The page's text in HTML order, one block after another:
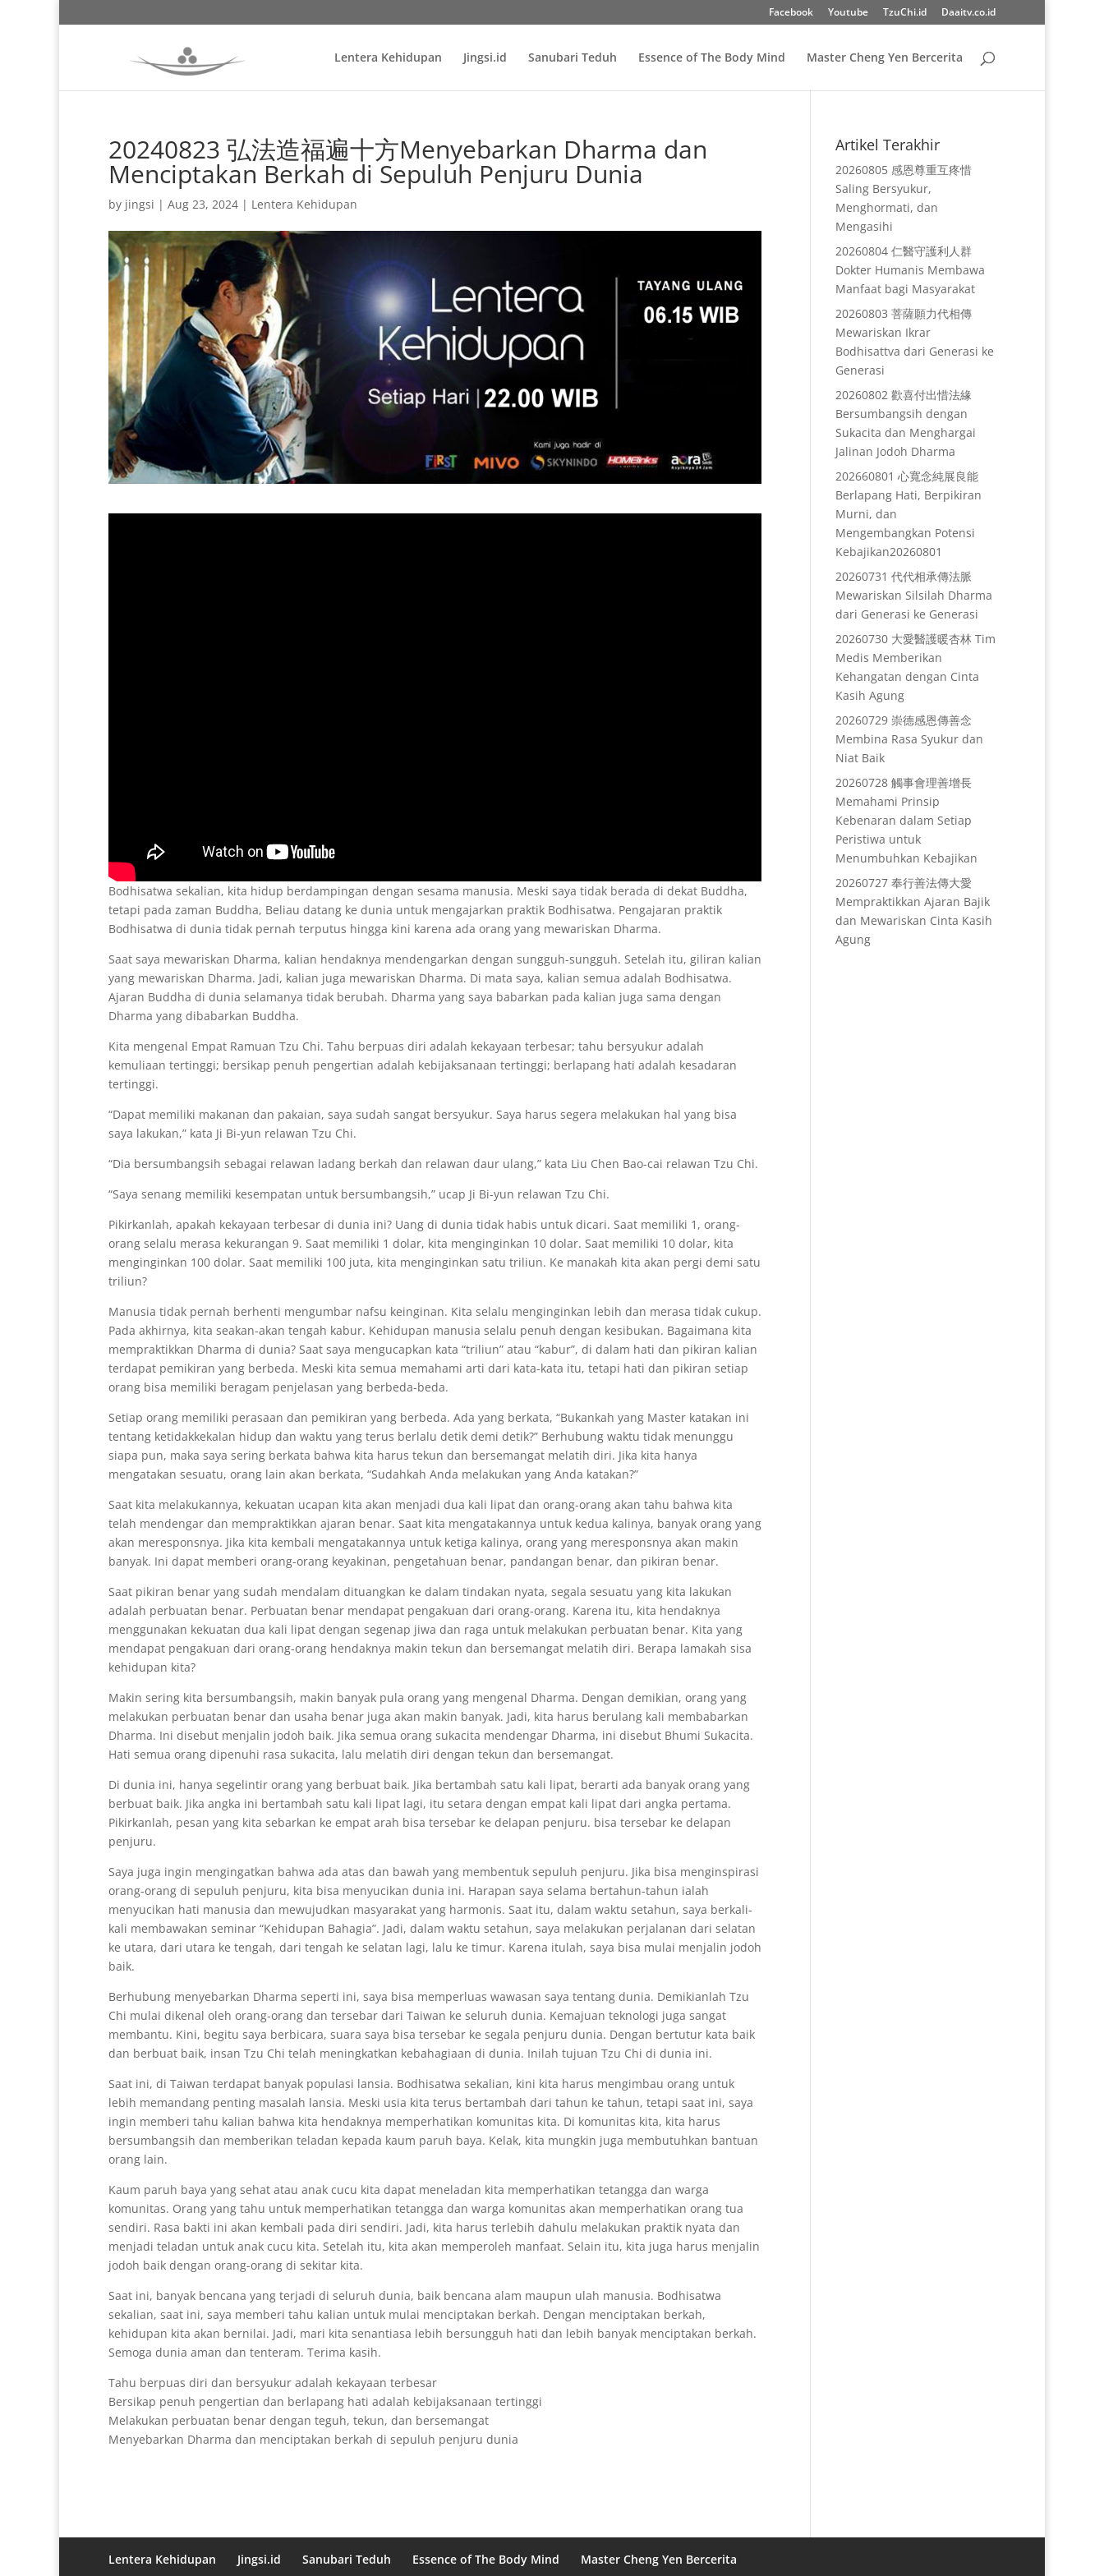
Facebook Youtube TzuChi.id Daaitv.co.id
Lentera Kehidupan Jingsi.id Sanubari Teduh Essence of The Body Mind Master Cheng Yen Bercerita
20240823 弘法造福遍十方Menyebarkan Dharma dan
Menciptakan Berkah di Sepuluh Penjuru Dunia
by jingsi | Aug 23, 2024 | Lentera Kehidupan
Bodhisatwa sekalian, kita hidup berdampingan dengan sesama manusia. Meski saya tidak berada di dekat Buddha,
tetapi pada zaman Buddha, Beliau datang ke dunia untuk mengajarkan praktik Bodhisatwa. Pengajaran praktik
Bodhisatwa di dunia tidak pernah terputus hingga kini karena ada orang yang mewariskan Dharma.
Saat saya mewariskan Dharma, kalian hendaknya mendengarkan dengan sungguh-sungguh. Setelah itu, giliran kalian
yang mewariskan Dharma. Jadi, kalian juga mewariskan Dharma. Di mata saya, kalian semua adalah Bodhisatwa.
Ajaran Buddha di dunia selamanya tidak berubah. Dharma yang saya babarkan pada kalian juga sama dengan
Dharma yang dibabarkan Buddha.
Kita mengenal Empat Ramuan Tzu Chi. Tahu berpuas diri adalah kekayaan terbesar; tahu bersyukur adalah
kemuliaan tertinggi; bersikap penuh pengertian adalah kebijaksanaan tertinggi; berlapang hati adalah kesadaran
tertinggi.
“Dapat memiliki makanan dan pakaian, saya sudah sangat bersyukur. Saya harus segera melakukan hal yang bisa
saya lakukan,” kata Ji Bi-yun relawan Tzu Chi.
“Dia bersumbangsih sebagai relawan ladang berkah dan relawan daur ulang,” kata Liu Chen Bao-cai relawan Tzu Chi.
“Saya senang memiliki kesempatan untuk bersumbangsih,” ucap Ji Bi-yun relawan Tzu Chi.
Pikirkanlah, apakah kekayaan terbesar di dunia ini? Uang di dunia tidak habis untuk dicari. Saat memiliki 1, orang-
orang selalu merasa kekurangan 9. Saat memiliki 1 dolar, kita menginginkan 10 dolar. Saat memiliki 10 dolar, kita
menginginkan 100 dolar. Saat memiliki 100 juta, kita menginginkan satu triliun. Ke manakah kita akan pergi demi satu
triliun?
Manusia tidak pernah berhenti mengumbar nafsu keinginan. Kita selalu menginginkan lebih dan merasa tidak cukup.
Pada akhirnya, kita seakan-akan tengah kabur. Kehidupan manusia selalu penuh dengan kesibukan. Bagaimana kita
mempraktikkan Dharma di dunia? Saat saya mengucapkan kata “triliun” atau “kabur”, di dalam hati dan pikiran kalian
terdapat pemikiran yang berbeda. Meski kita semua memahami arti dari kata-kata itu, tetapi hati dan pikiran setiap
orang bisa memiliki beragam penjelasan yang berbeda-beda.
Setiap orang memiliki perasaan dan pemikiran yang berbeda. Ada yang berkata, “Bukankah yang Master katakan ini
tentang ketidakkekalan hidup dan waktu yang terus berlalu detik demi detik?” Berhubung waktu tidak menunggu
siapa pun, maka saya sering berkata bahwa kita harus tekun dan bersemangat melatih diri. Jika kita hanya
mengatakan sesuatu, orang lain akan berkata, “Sudahkah Anda melakukan yang Anda katakan?”
Saat kita melakukannya, kekuatan ucapan kita akan menjadi dua kali lipat dan orang-orang akan tahu bahwa kita
telah mendengar dan mempraktikkan ajaran benar. Saat kita mengatakannya untuk kedua kalinya, banyak orang yang
akan meresponsnya. Jika kita kembali mengatakannya untuk ketiga kalinya, orang yang meresponsnya akan makin
banyak. Ini dapat memberi orang-orang keyakinan, pengetahuan benar, pandangan benar, dan pikiran benar.
Saat pikiran benar yang sudah mendalam dituangkan ke dalam tindakan nyata, segala sesuatu yang kita lakukan
adalah perbuatan benar. Perbuatan benar mendapat pengakuan dari orang-orang. Karena itu, kita hendaknya
menggunakan kekuatan dua kali lipat dengan segenap jiwa dan raga untuk melakukan perbuatan benar. Kita yang
mendapat pengakuan dari orang-orang hendaknya makin tekun dan bersemangat melatih diri. Berapa lamakah sisa
kehidupan kita?
Makin sering kita bersumbangsih, makin banyak pula orang yang mengenal Dharma. Dengan demikian, orang yang
melakukan perbuatan benar dan usaha benar juga akan makin banyak. Jadi, kita harus berulang kali membabarkan
Dharma. Ini disebut menjalin jodoh baik. Jika semua orang sukacita mendengar Dharma, ini disebut Bhumi Sukacita.
Hati semua orang dipenuhi rasa sukacita, lalu melatih diri dengan tekun dan bersemangat.
Di dunia ini, hanya segelintir orang yang berbuat baik. Jika bertambah satu kali lipat, berarti ada banyak orang yang
berbuat baik. Jika angka ini bertambah satu kali lipat lagi, itu setara dengan empat kali lipat dari angka pertama.
Pikirkanlah, pesan yang kita sebarkan ke empat arah bisa tersebar ke delapan penjuru. bisa tersebar ke delapan
penjuru.
Saya juga ingin mengingatkan bahwa ada atas dan bawah yang membentuk sepuluh penjuru. Jika bisa menginspirasi
orang-orang di sepuluh penjuru, kita bisa menyucikan dunia ini. Harapan saya selama bertahun-tahun ialah
menyucikan hati manusia dan mewujudkan masyarakat yang harmonis. Saat itu, dalam waktu setahun, saya berkali-
kali membawakan seminar “Kehidupan Bahagia”. Jadi, dalam waktu setahun, saya melakukan perjalanan dari selatan
ke utara, dari utara ke tengah, dari tengah ke selatan lagi, lalu ke timur. Karena itulah, saya bisa mulai menjalin jodoh
baik.
Berhubung menyebarkan Dharma seperti ini, saya bisa memperluas wawasan saya tentang dunia. Demikianlah Tzu
Chi mulai dikenal oleh orang-orang dan tersebar dari Taiwan ke seluruh dunia. Kemajuan teknologi juga sangat
membantu. Kini, begitu saya berbicara, suara saya bisa tersebar ke segala penjuru dunia. Dengan bertutur kata baik
dan berbuat baik, insan Tzu Chi telah meningkatkan kebahagiaan di dunia. Inilah tujuan Tzu Chi di dunia ini.
Saat ini, di Taiwan terdapat banyak populasi lansia. Bodhisatwa sekalian, kini kita harus mengimbau orang untuk
lebih memandang penting masalah lansia. Meski usia kita terus bertambah dari tahun ke tahun, tetapi saat ini, saya
ingin memberi tahu kalian bahwa kita hendaknya memperhatikan komunitas kita. Di komunitas kita, kita harus
bersumbangsih dan memberikan teladan kepada kaum paruh baya. Kelak, kita mungkin juga membutuhkan bantuan
orang lain.
Kaum paruh baya yang sehat atau anak cucu kita dapat meneladan kita memperhatikan tetangga dan warga
komunitas. Orang yang tahu untuk memperhatikan tetangga dan warga komunitas akan memperhatikan orang tua
sendiri. Rasa bakti ini akan kembali pada diri sendiri. Jadi, kita harus terlebih dahulu melakukan praktik nyata dan
menjadi teladan untuk anak cucu kita. Setelah itu, kita akan memperoleh manfaat. Selain itu, kita juga harus menjalin
jodoh baik dengan orang-orang di sekitar kita.
Saat ini, banyak bencana yang terjadi di seluruh dunia, baik bencana alam maupun ulah manusia. Bodhisatwa
sekalian, saat ini, saya memberi tahu kalian untuk mulai menciptakan berkah. Dengan menciptakan berkah,
kehidupan kita akan bernilai. Jadi, mari kita senantiasa lebih bersungguh hati dan lebih banyak menciptakan berkah.
Semoga dunia aman dan tenteram. Terima kasih.
Tahu berpuas diri dan bersyukur adalah kekayaan terbesar
Bersikap penuh pengertian dan berlapang hati adalah kebijaksanaan tertinggi
Melakukan perbuatan benar dengan teguh, tekun, dan bersemangat
Menyebarkan Dharma dan menciptakan berkah di sepuluh penjuru dunia
Artikel Terakhir
20260805 感恩尊重互疼惜
Saling Bersyukur,
Menghormati, dan
Mengasihi
20260804 仁醫守護利人群
Dokter Humanis Membawa
Manfaat bagi Masyarakat
20260803 菩薩願力代相傳
Mewariskan Ikrar
Bodhisattva dari Generasi ke
Generasi
20260802 歡喜付出惜法緣
Bersumbangsih dengan
Sukacita dan Menghargai
Jalinan Jodoh Dharma
202660801 心寬念純展良能
Berlapang Hati, Berpikiran
Murni, dan
Mengembangkan Potensi
Kebajikan20260801
20260731 代代相承傳法脈
Mewariskan Silsilah Dharma
dari Generasi ke Generasi
20260730 大愛醫護暖杏林 Tim
Medis Memberikan
Kehangatan dengan Cinta
Kasih Agung
20260729 崇德感恩傳善念
Membina Rasa Syukur dan
Niat Baik
20260728 觸事會理善增長
Memahami Prinsip
Kebenaran dalam Setiap
Peristiwa untuk
Menumbuhkan Kebajikan
20260727 奉行善法傳大愛
Mempraktikkan Ajaran Bajik
dan Mewariskan Cinta Kasih
Agung
Lentera Kehidupan Jingsi.id Sanubari Teduh Essence of The Body Mind Master Cheng Yen Bercerita